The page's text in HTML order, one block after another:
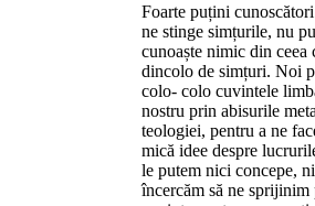
Foarte puțini cunoscători
ne stinge simțurile, nu
cunoaște nimic din ceea
dincolo de simțuri. Noi
colo- colo cuvintele
nostru prin abisurile
teologiei, pentru a ne
mică idee despre
le putem nici concepe,
încercăm să ne sprijinim